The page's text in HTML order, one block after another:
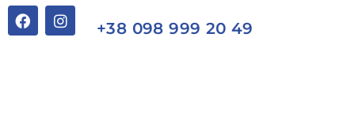
+38 098 999 20 49